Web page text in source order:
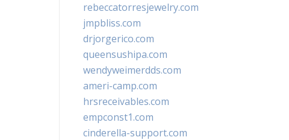
rebeccatorresjewelry.com
jmpbliss.com
drjorgerico.com
queensushipa.com
wendyweimerdds.com
ameri-camp.com
hrsreceivables.com
empconst1.com
cinderella-support.com